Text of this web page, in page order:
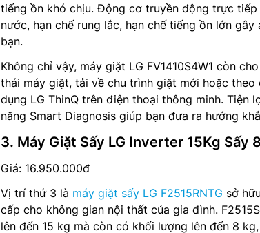
tiếng ồn khó chịu. Động cơ truyền động trực
nước, hạn chế rung lắc, hạn chế tiếng ồn lớn
bạn.
Không chỉ vậy, máy giặt LG FV1410S4W1 còn
thái máy giặt, tải về chu trình giặt mới hoặc
dụng LG ThinQ trên điện thoại thông minh. Tiện
năng Smart Diagnosis giúp bạn đưa ra hướng
3. Máy Giặt Sấy LG Inverter 15Kg Sấy
Giá: 16.950.000đ
Vị trí thứ 3 là máy giặt sấy LG F2515RNTG sở
cấp cho không gian nội thất của gia đình.
lên đến 15 kg mà còn có khối lượng lên đến 8